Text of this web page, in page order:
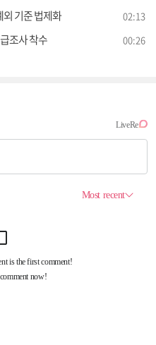
기준 법제화 02:13
조사 착수 00:26